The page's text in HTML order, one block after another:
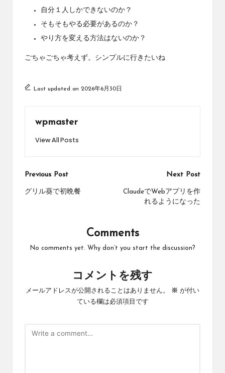
自分１人しかできないのか？
そもそもやる必要があるのか？
やり方を変える方法はないのか？
ごちゃごちゃ考えず。シンプルに行きたいね
Last updated on 2026年6月30日
wpmaster
View All Posts
Post
navigation
Previous Post
グリル葵で初晩餐
Next Post
ClaudeでWebアプリを作
れるようになった
Comments
No comments yet. Why don’t you start the discussion?
コメントを残す
メールアドレスが公開されることはありません。 ※ が付い
ている欄は必須項目です